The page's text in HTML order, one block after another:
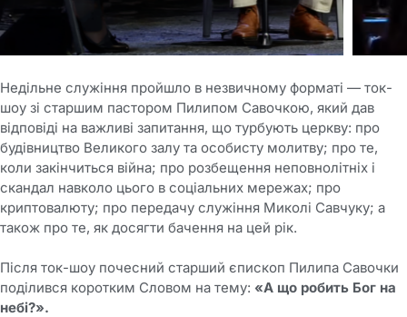
Недільне служіння пройшло в незвичному форматі — ток-
шоу зі старшим пастором Пилипом Савочкою, який дав
відповіді на важливі запитання, що турбують церкву: про
будівництво Великого залу та особисту молитву; про те,
коли закінчиться війна; про розбещення неповнолітніх і
скандал навколо цього в соціальних мережах; про
криптовалюту; про передачу служіння Миколі Савчуку; а
також про те, як досягти бачення на цей рік.
Після ток-шоу почесний старший єпископ Пилипа Савочки
поділився коротким Словом на тему: «А що робить Бог на
небі?».